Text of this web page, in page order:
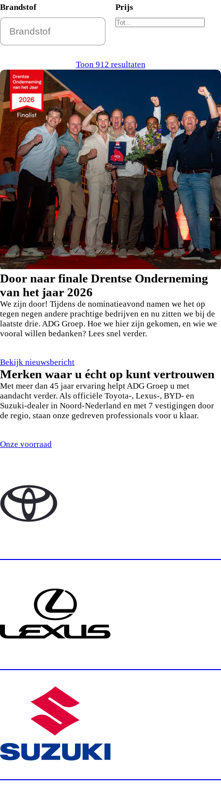
Brandstof Prijs
Toon 912 resultaten
Door naar finale Drentse Onderneming
van het jaar 2026
We zijn door! Tijdens de nominatieavond namen we het op
tegen negen andere prachtige bedrijven en nu zitten we bij de
laatste drie. ADG Groep. Hoe we hier zijn gekomen, en wie we
vooral willen bedanken? Lees snel verder.
Bekijk nieuwsbericht
Merken waar u écht op kunt vertrouwen
Met meer dan 45 jaar ervaring helpt ADG Groep u met
aandacht verder. Als officiële Toyota-, Lexus-, BYD- en
Suzuki-dealer in Noord-Nederland en met 7 vestigingen door
de regio, staan onze gedreven professionals voor u klaar.
Onze voorraad